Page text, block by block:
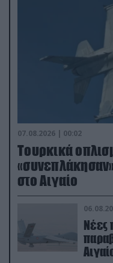
07.08.2026 | 00:02
Τουρκικά
στο Αιγαίο
Νέες